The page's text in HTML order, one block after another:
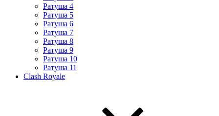
Ратуша 4
Ратуша 5
Ратуша 6
Ратуша 7
Ратуша 8
Ратуша 9
Ратуша 10
Ратуша 11
Clash Royale